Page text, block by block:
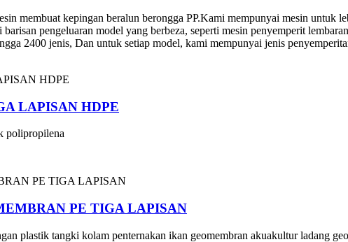
membuat kepingan beralun berongga PP.Kami mempunyai mesin untuk
pengeluaran model yang berbeza, seperti mesin penyemperit
2400 jenis, Dan untuk setiap model, kami mempunyai jenis
LAPISAN HDPE
polipropilena
PE TIGA LAPISAN
plastik tangki kolam penternakan ikan geomembran akuakultur ladang